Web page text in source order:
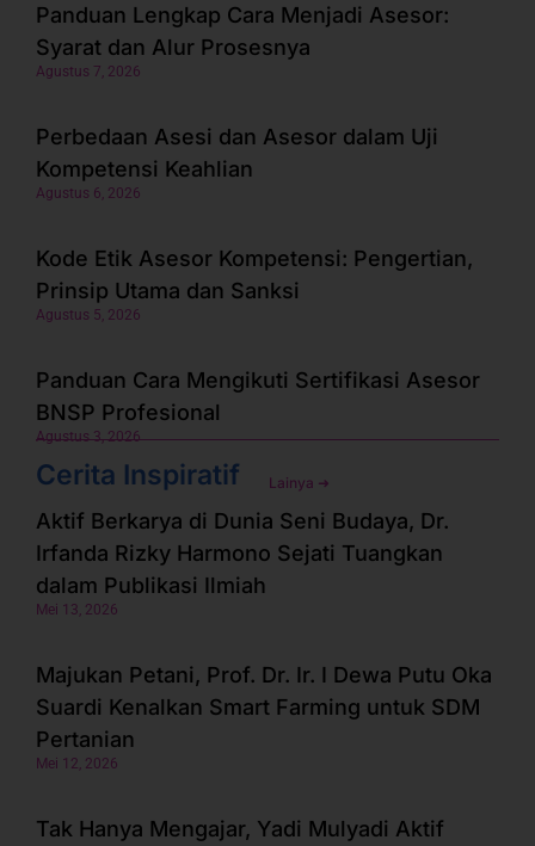
Panduan Lengkap Cara Menjadi Asesor:
Syarat dan Alur Prosesnya
Agustus 7, 2026
Perbedaan Asesi dan Asesor dalam Uji
Kompetensi Keahlian
Agustus 6, 2026
Kode Etik Asesor Kompetensi: Pengertian,
Prinsip Utama dan Sanksi
Agustus 5, 2026
Panduan Cara Mengikuti Sertifikasi Asesor
BNSP Profesional
Agustus 3, 2026
Cerita Inspiratif Lainya ➜
Aktif Berkarya di Dunia Seni Budaya, Dr.
Irfanda Rizky Harmono Sejati Tuangkan
dalam Publikasi Ilmiah
Mei 13, 2026
Majukan Petani, Prof. Dr. Ir. I Dewa Putu Oka
Suardi Kenalkan Smart Farming untuk SDM
Pertanian
Mei 12, 2026
Tak Hanya Mengajar, Yadi Mulyadi Aktif